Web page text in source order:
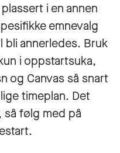
i en annen
emnevalg
bli annerledes. Bruk
i oppstartsuka,
og Canvas så snart
timeplan. Det
så følg med på